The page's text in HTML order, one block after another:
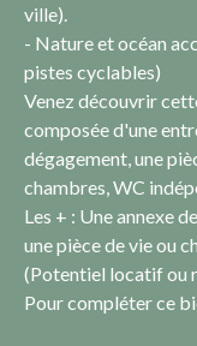
ville).
- Nature et océan
pistes cyclables)
Venez découvrir
composée d'une
dégagement, une
chambres, WC
Les + : Une annexe
une pièce de vie ou
(Potentiel locatif ou
Pour compléter ce